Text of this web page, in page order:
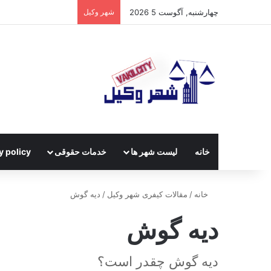
چهارشنبه, آگوست 5 2026 شهر وکیل
خانه لیست شهر ها خدمات حقوقی policy
خانه / مقالات کیفری شهر وکیل / دیه گوش
دیه گوش
دیه گوش چقدر است؟